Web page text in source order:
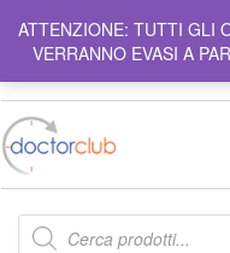
content
info@doctorclub.it
Products
search
ATTENZIONE: TUTTI GLI
VERRANNO EVASI A